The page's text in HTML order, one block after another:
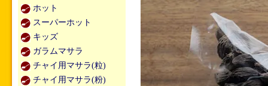
ホット
スーパーホット
キッズ
ガラムマサラ
チャイ用マサラ(粒)
チャイ用マサラ(粉)